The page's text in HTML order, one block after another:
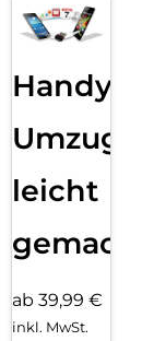
Handy
Umzug
leicht
gemacht!
ab 39,99 €
inkl. MwSt.